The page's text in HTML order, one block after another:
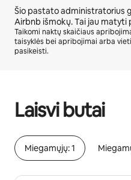
Šio pastato administratorius
Airbnb išmokų. Tai jau matyti
Taikomi naktų skaičiaus
taisyklės bei apribojimai arba
pasikeisti.
Laisvi butai
Miegamųjų: 1